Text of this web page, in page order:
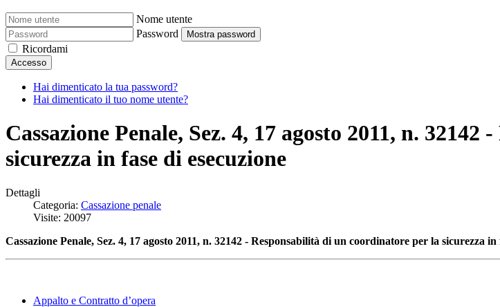
Nome utente
Password
Mostra password
Ricordami
Accesso
Hai dimenticato la tua password?
Hai dimenticato il tuo nome utente?
Cassazione Penale, Sez. 4, 17 agosto 2011, n.
sicurezza in fase di esecuzione
Dettagli
Categoria: Cassazione penale
Visite: 20097
Cassazione Penale, Sez. 4, 17 agosto 2011, n. 32142 - Responsabilità di un coordinatore per la sicurezza in
Appalto e Contratto d’opera